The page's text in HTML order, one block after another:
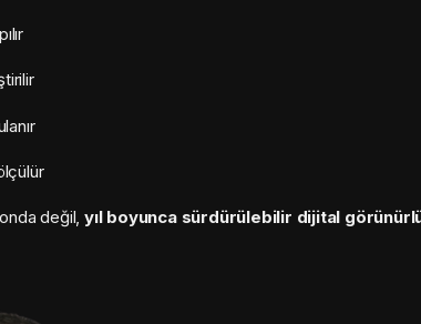
değil, yıl boyunca sürdürülebilir dijital